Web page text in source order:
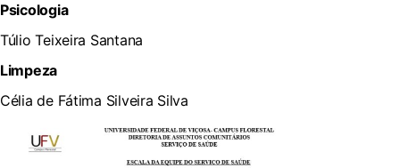
Psicologia
Túlio Teixeira Santana
Limpeza
Célia de Fátima Silveira Silva